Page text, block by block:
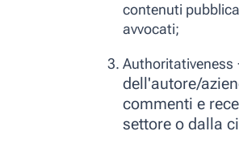
contenuti
avvocati;
Authoritativeness
dell'autore/
commenti e
settore o dalla